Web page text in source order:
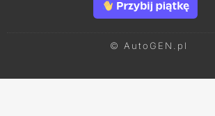
© AutoGEN.pl